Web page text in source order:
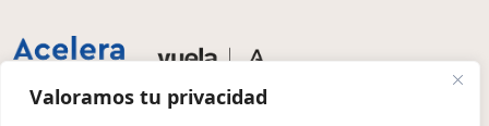
Valoramos tu privacidad